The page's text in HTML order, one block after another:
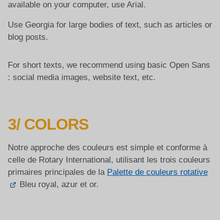
available on your computer, use Arial.
Use Georgia for large bodies of text, such as articles or
blog posts.
For short texts, we recommend using basic Open Sans
: social media images, website text, etc.
3/ COLORS
Notre approche des couleurs est simple et conforme à
celle de Rotary International, utilisant les trois couleurs
primaires principales de la Palette de couleurs rotative
Bleu royal, azur et or.